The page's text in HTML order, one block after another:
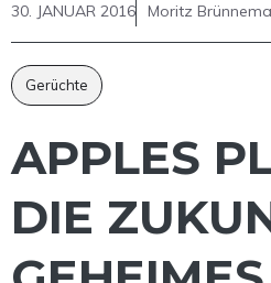
30. JANUAR 2016 Moritz
Gerüchte
APPLES
DIE